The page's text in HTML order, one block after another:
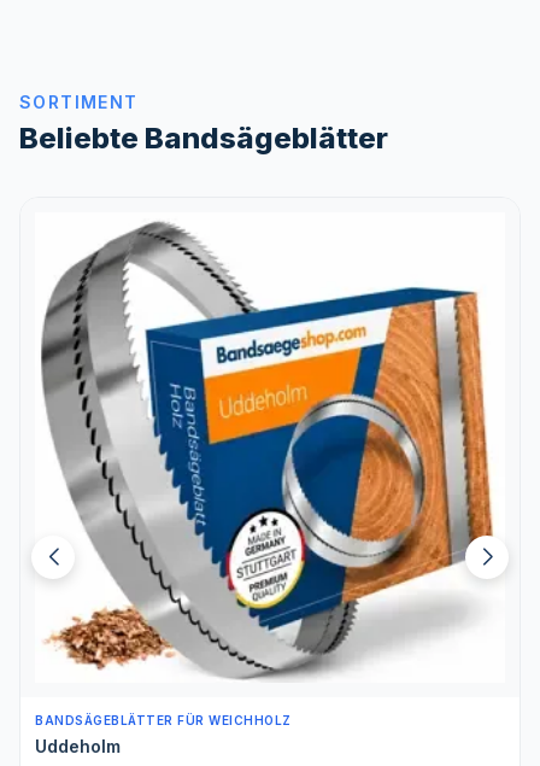
SORTIMENT
Beliebte Bandsägeblätter
BANDSÄGEBLÄTTER FÜR WEICHHOLZ
Uddeholm